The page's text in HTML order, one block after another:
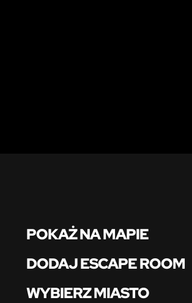
POKAŻ NA MAPIE
DODAJ ESCAPE ROOM
WYBIERZ MIASTO